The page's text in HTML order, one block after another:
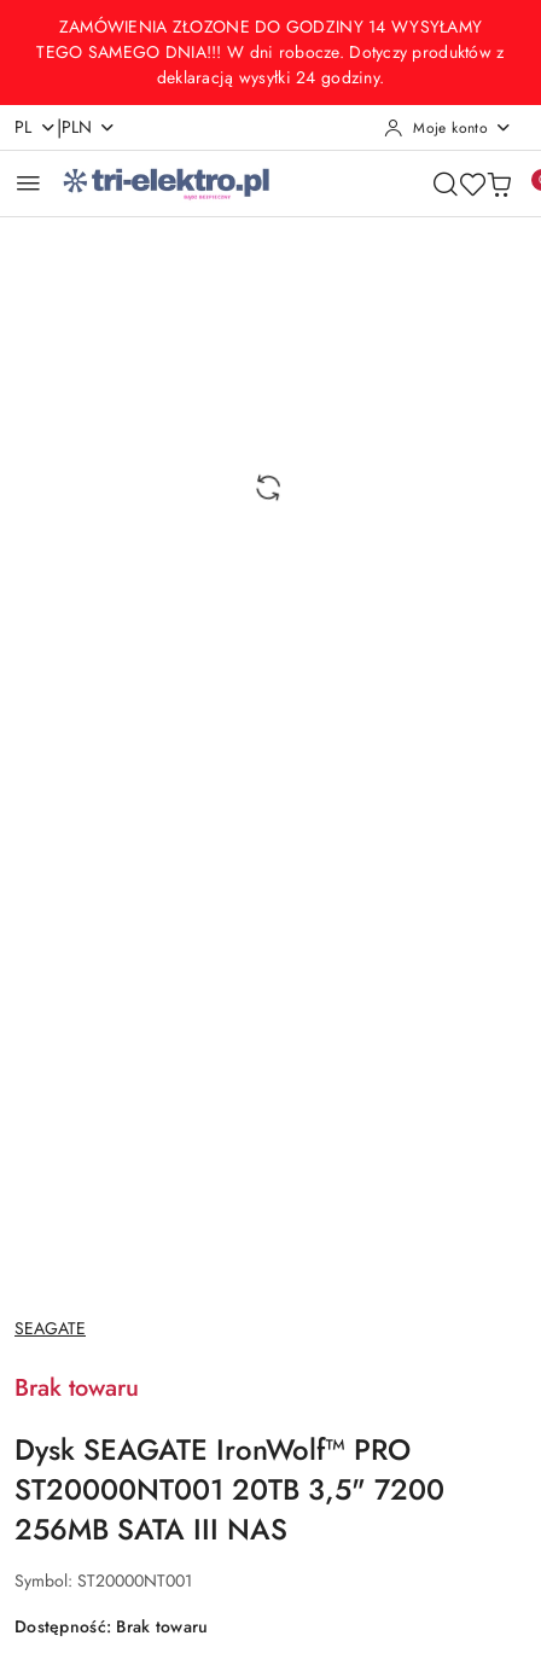
Przejdź do treści głównej
Przejdź do wyszukiwarki
Przejdź do moje konto
Przejdź do menu głównego
Przejdź do opisu produktu
Przejdź do stopki
ZAMÓWIENIA ZŁOZONE DO GODZINY 14 WYSYŁAMY
TEGO SAMEGO DNIA!!! W dni robocze. Dotyczy produktów z
deklaracją wysyłki 24 godziny.
PL |PLN Moje konto
NAZWA
PRODUCENTA:
SEAGATE
Brak towaru
Dysk SEAGATE IronWolf™ PRO
ST20000NT001 20TB 3,5" 7200
256MB SATA III NAS
Symbol: ST20000NT001
Dostępność: Brak towaru